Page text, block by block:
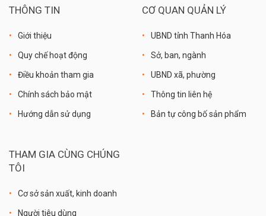
THÔNG TIN
Giới thiệu
Quy chế hoạt động
Điều khoản tham gia
Chính sách bảo mật
Hướng dẫn sử dụng
CƠ QUAN QUẢN LÝ
UBND tỉnh Thanh Hóa
Sở, ban, ngành
UBND xã, phường
Thông tin liên hệ
Bản tự công bố sản phẩm
THAM GIA CÙNG CHÚNG
TÔI
Cơ sở sản xuất, kinh doanh
Người tiêu dùng